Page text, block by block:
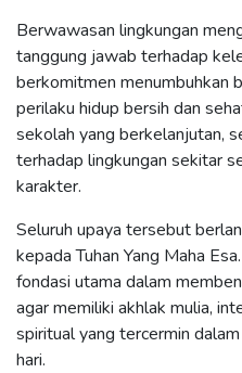
Berwawasan lingkungan
tanggung jawab terhadap
berkomitmen menumbuhkan
perilaku hidup bersih dan
sekolah yang berkelanjutan,
terhadap lingkungan sekitar
karakter.
Seluruh upaya tersebut
kepada Tuhan Yang Maha
fondasi utama dalam
agar memiliki akhlak mulia,
spiritual yang tercermin
hari.